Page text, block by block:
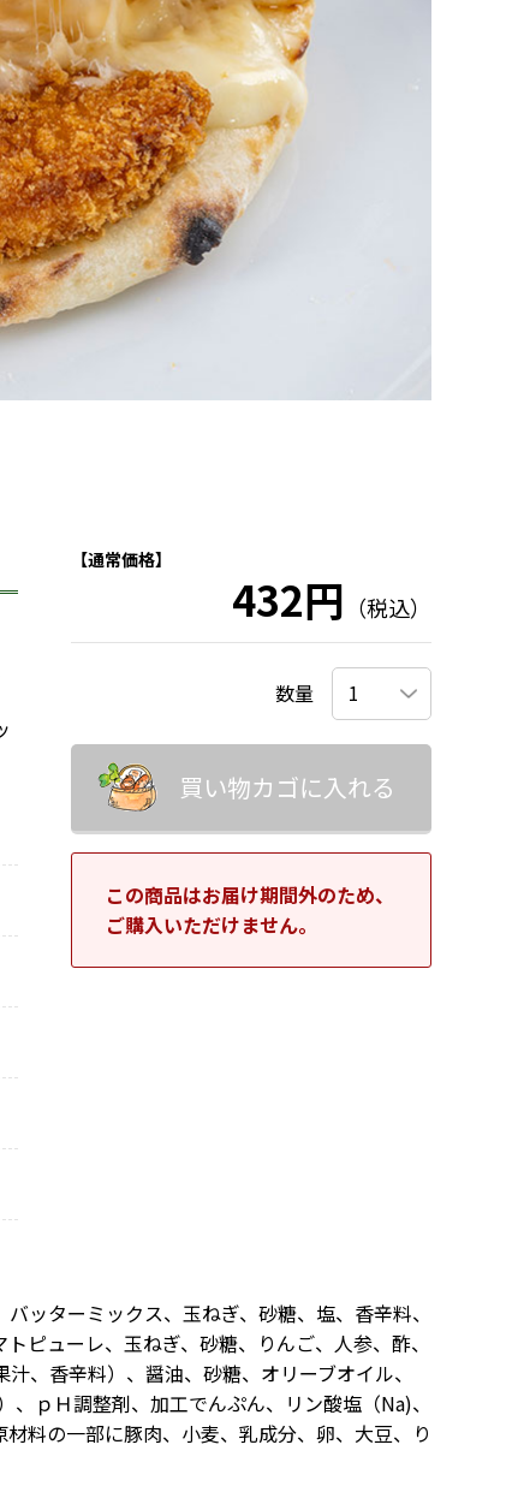
【通常価格】
432円 （税込）
数量
買い物カゴに入れる
この商品はお届け期間外のため、
ご購入いただけません。
ッターミックス、玉ねぎ、砂糖、塩、香辛料、
ピューレ、玉ねぎ、砂糖、りんご、人参、酢、
、香辛料）、醤油、砂糖、オリーブオイル、
ｐＨ調整剤、加工でんぷん、リン酸塩（Na)、
料の一部に豚肉、小麦、乳成分、卵、大豆、り